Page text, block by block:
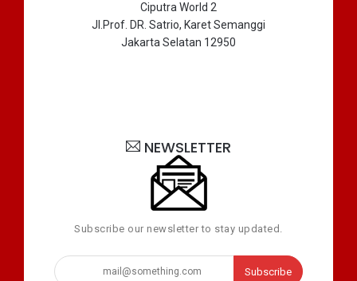
Ciputra World 2
Jl.Prof. DR. Satrio, Karet Semanggi
Jakarta Selatan 12950
NEWSLETTER
Subscribe our newsletter to stay updated.
Subscribe